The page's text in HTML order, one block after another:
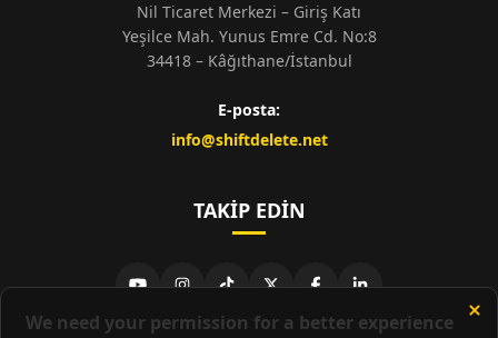
Nil Ticaret Merkezi – Giriş Katı
Yeşilce Mah. Yunus Emre Cd. No:8
34418 – Kâğıthane/İstanbul
E-posta:
info@shiftdelete.net
TAKIP EDIN